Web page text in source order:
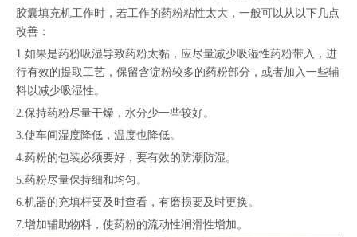
胶囊填充机工作时，若工作的药粉粘性太大，一般可以从以下几点
改善：
1.如果是药粉吸湿导致药粉太黏，应尽量减少吸湿性药粉带入，进
行有效的提取工艺，保留含淀粉较多的药粉部分，或者加入一些辅
料以减少吸湿性。
2.保持药粉尽量干燥，水分少一些较好。
3.使车间湿度降低，温度也降低。
4.药粉的包装必须要好，要有效的防潮防湿。
5.药粉尽量保持细和均匀。
6.机器的充填杆要及时查看，有磨损要及时更换。
7.增加辅助物料，使药粉的流动性润滑性增加。